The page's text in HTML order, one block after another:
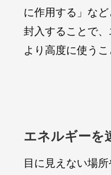
に作用する」な
封入することで、
より高度に使うこ
エネルギーを
目に見えない場